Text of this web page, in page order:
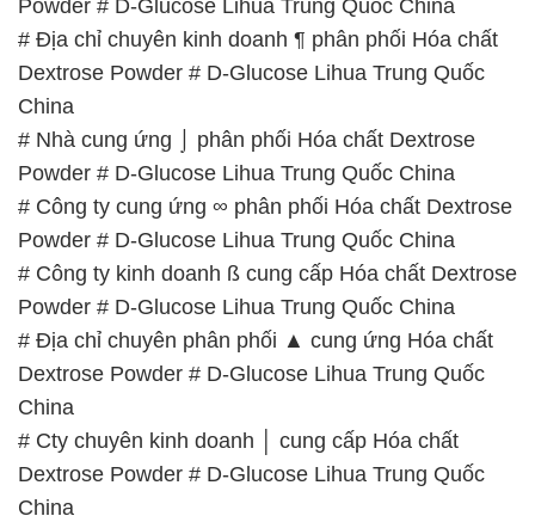
Powder # D-Glucose Lihua Trung Quốc China
# Địa chỉ chuyên phân phối ▲ cung ứng Hóa chất
Dextrose Powder # D-Glucose Lihua Trung Quốc
China
# Cty chuyên kinh doanh │ cung cấp Hóa chất
Dextrose Powder # D-Glucose Lihua Trung Quốc
China
📞
PHÒNG KINH DOANH – CÔNG TY HÓA CHẤT
ĐẮC TRƯỜNG PHÁT
🌐
🌐 Website: https://hoachatmientay.com/
📞 Hotline:
– 0933.920.505 – 028.3504.5555
– 028.3756.1835 – 028.3756.1840 –